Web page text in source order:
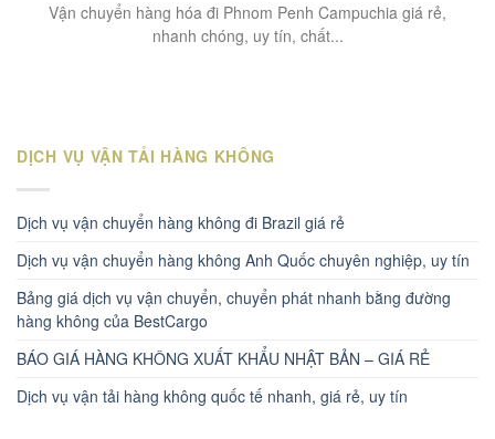
Vận chuyển hàng hóa đi Phnom Penh Campuchia giá rẻ,
nhanh chóng, uy tín, chất...
DỊCH VỤ VẬN TẢI HÀNG KHÔNG
Dịch vụ vận chuyển hàng không đi Brazil giá rẻ
Dịch vụ vận chuyển hàng không Anh Quốc chuyên nghiệp, uy tín
Bảng giá dịch vụ vận chuyển, chuyển phát nhanh bằng đường
hàng không của BestCargo
BÁO GIÁ HÀNG KHÔNG XUẤT KHẨU NHẬT BẢN – GIÁ RẺ
Dịch vụ vận tải hàng không quốc tế nhanh, giá rẻ, uy tín